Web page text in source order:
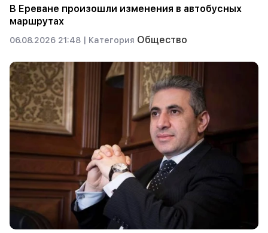
В Ереване произошли изменения в автобусных
маршрутах
06.08.2026 21:48 | Категория Общество